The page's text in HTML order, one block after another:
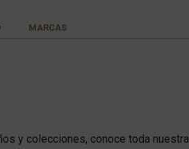
MARCAS
y colecciones, conoce toda nuestra